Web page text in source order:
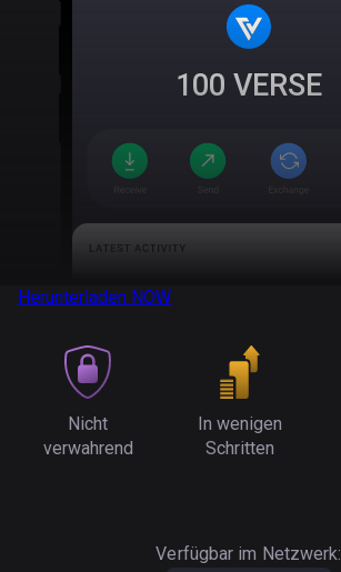
100 VERSE
Herunterladen NOW
Nicht
verwahrend
In wenigen
Schritten
Verfügbar im Netzwerk: